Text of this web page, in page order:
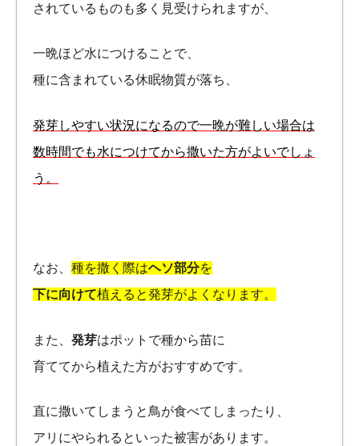
されているものも多く見受けられますが、
一晩ほど水につけることで、
種に含まれている休眠物質が落ち、
発芽しやすい状況になるので一晩が難しい場合は
数時間でも水につけてから撒いた方がよいでしょ
う。
なお、 種を撒く際はヘソ部分を
下に向けて植えると発芽がよくなります。
また、 発芽はポットで種から苗に
育ててから植えた方がおすすめです。
直に撒いてしまうと鳥が食べてしまったり、
アリにやられるといった被害があります。